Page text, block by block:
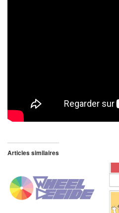
Articles similaires